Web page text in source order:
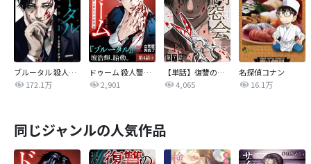
ブルータル 殺人警察官の告白
172.1万
ドゥーム 殺人警察官の断罪録 分冊版
2,901
【単話】復讐の同窓会
4,065
名探偵コナン
16.1万
同じジャンルの人気作品